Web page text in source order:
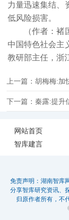
力量迅速集结、
低风险损害。
（作者：褚国
中国特色社会主
教研部主任，浙
上一篇：胡梅梅:加
下一篇：秦露:提升
网站首页
智库建言
免责声明：湖南智库
分享智库研究资讯、
归原作者所有，不